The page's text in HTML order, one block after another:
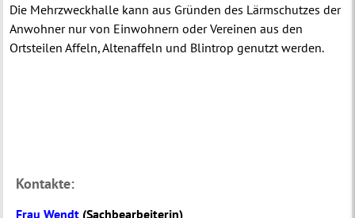
Die Mehrzweckhalle kann aus Gründen des Lärmschutzes der
Anwohner nur von Einwohnern oder Vereinen aus den
Ortsteilen Affeln, Altenaffeln und Blintrop genutzt werden.
Kontakte:
Frau Wendt (Sachbearbeiterin)